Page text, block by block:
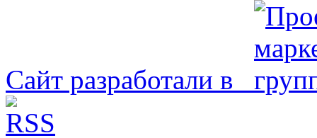
Сайт разработали в